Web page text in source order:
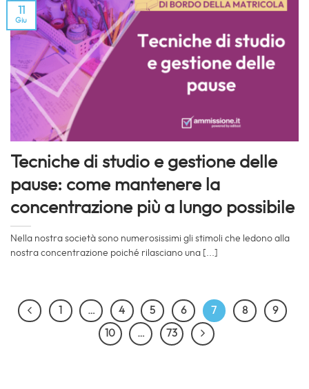
Tecniche di studio e gestione delle
pause: come mantenere la
concentrazione più a lungo possibile
Nella nostra società sono numerosissimi gli stimoli che ledono alla
nostra concentrazione poiché rilasciano una [...]
11
Giu
1 … 4 5 6 7 8 9
10 … 73